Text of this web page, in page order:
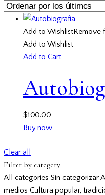
Add to WishlistRemove
Add to Wishlist
Add to Cart
$100.00
Buy now
Clear all
Filter by category
All categories Sin categorizar
medios Cultura popular,